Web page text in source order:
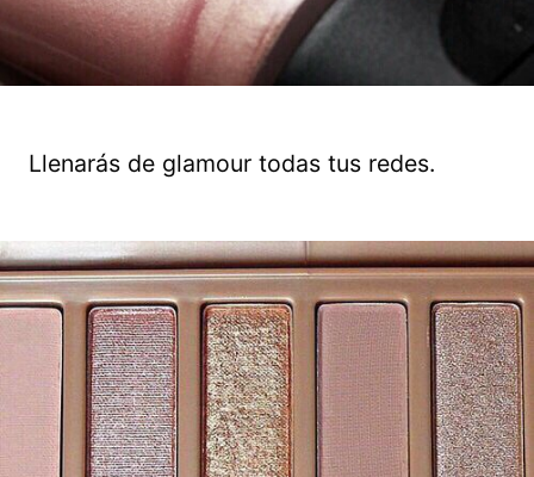
Llenarás de glamour todas tus redes.